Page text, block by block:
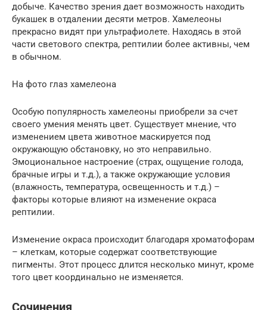
добыче. Качество зрения дает возможность находить
букашек в отдалении десяти метров. Хамелеоны
прекрасно видят при ультрафиолете. Находясь в этой
части светового спектра, рептилии более активны, чем
в обычном.
На фото глаз хамелеона
Особую популярность хамелеоны приобрели за счет
своего умения менять цвет. Существует мнение, что
изменением цвета животное маскируется под
окружающую обстановку, но это неправильно.
Эмоциональное настроение (страх, ощущение голода,
брачные игры и т.д.), а также окружающие условия
(влажность, температура, освещенность и т.д.) –
факторы которые влияют на изменение окраса
рептилии.
Изменение окраса происходит благодаря хроматофорам
– клеткам, которые содержат соответствующие
пигменты. Этот процесс длится несколько минут, кроме
того цвет координально не изменяется.
Сочинения